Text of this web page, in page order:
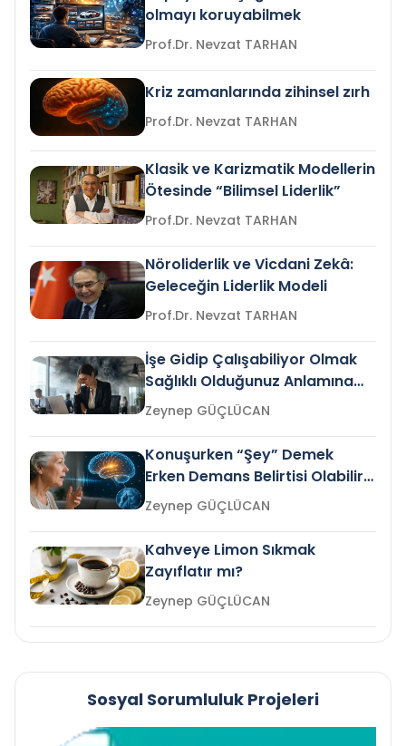
olmayı koruyabilmek
Prof.Dr. Nevzat TARHAN
Kriz zamanlarında zihinsel zırh
Prof.Dr. Nevzat TARHAN
Klasik ve Karizmatik Modellerin
Ötesinde “Bilimsel Liderlik”
Prof.Dr. Nevzat TARHAN
Nöroliderlik ve Vicdani Zekâ:
Geleceğin Liderlik Modeli
Prof.Dr. Nevzat TARHAN
İşe Gidip Çalışabiliyor Olmak
Sağlıklı Olduğunuz Anlamına
Gelir mi?Zeynep GÜÇLÜCAN
Konuşurken “Şey” Demek
Erken Demans Belirtisi Olabilir
mi?
Zeynep GÜÇLÜCAN
Kahveye Limon Sıkmak
Zayıflatır mı?
Zeynep GÜÇLÜCAN
Sosyal Sorumluluk Projeleri